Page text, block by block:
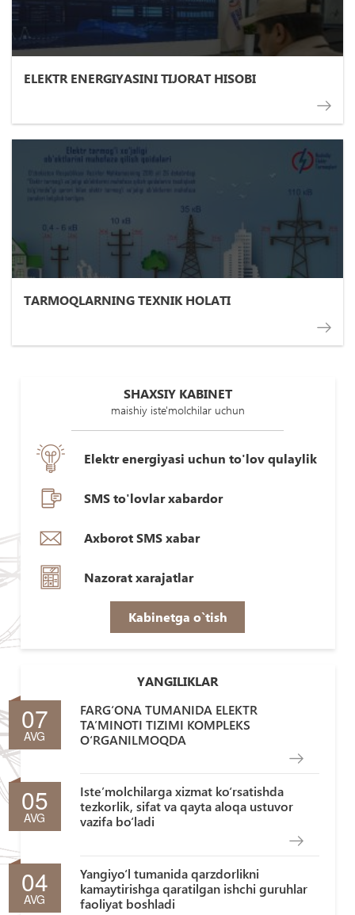
ELEKTR ENERGIYASINI TIJORAT HISOBI
TARMOQLARNING TEXNIK HOLATI
SHAXSIY KABINET
maishiy iste'molchilar uchun
Elektr energiyasi uchun to'lov qulaylik
SMS to'lovlar xabardor
Axborot SMS xabar
Nazorat xarajatlar
Kabinetga o`tish
YANGILIKLAR
07
AVG
FARG‘ONA TUMANIDA ELEKTR
TA’MINOTI TIZIMI KOMPLEKS
O‘RGANILMOQDA
05
AVG
Iste’molchilarga xizmat ko‘rsatishda
tezkorlik, sifat va qayta aloqa ustuvor
vazifa bo‘ladi
04
AVG
Yangiyo‘l tumanida qarzdorlikni
kamaytirishga qaratilgan ishchi guruhlar
faoliyat boshladi